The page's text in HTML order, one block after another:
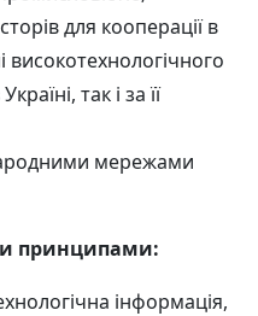
для кооперації в
високотехнологічного
так і за її
мережами
принципами:
інформація,